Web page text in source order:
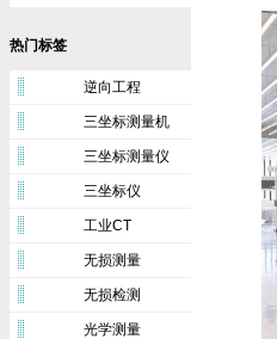
热门标签
逆向工程
三坐标测量机
三坐标测量仪
三坐标仪
工业CT
无损测量
无损检测
光学测量